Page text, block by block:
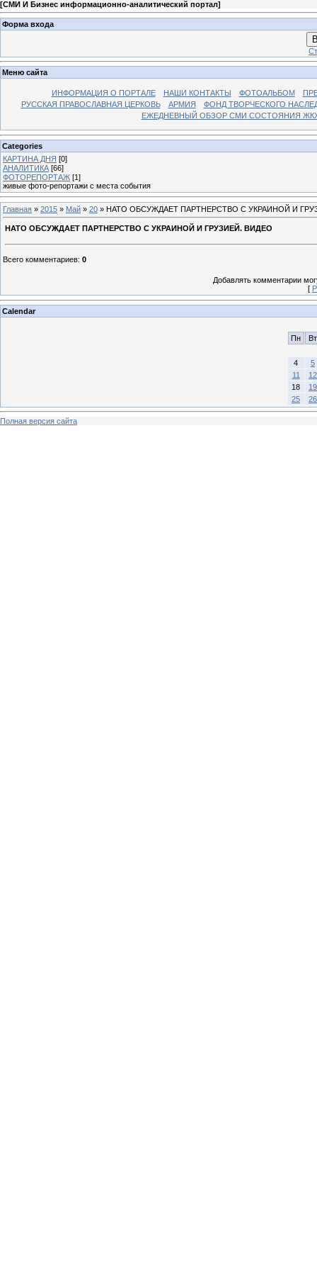
[СМИ И Бизнес информационно-аналитический портал]
Форма входа
Меню сайта
ИНФОРМАЦИЯ О ПОРТАЛЕ НАШИ КОНТАКТЫ ФОТОАЛЬБОМ
РУССКАЯ ПРАВОСЛАВНАЯ ЦЕРКОВЬ
АРМИЯ
ФОНД ТВОРЧЕСКОГО
ЕЖЕДНЕВНЫЙ ОБЗОР СМИ СОСТОЯНИЯ
Categories
КАРТИНА ДНЯ [0]
АНАЛИТИКА [66]
ФОТОРЕПОРТАЖ [1]
живые фото-репортажи с места события
Главная » 2015 » Май » 20 » НАТО ОБСУЖДАЕТ ПАРТНЕРСТВО С УКРАИНОЙ И
НАТО ОБСУЖДАЕТ ПАРТНЕРСТВО С УКРАИНОЙ И ГРУЗИЕЙ. ВИДЕО
Всего комментариев: 0
Добавлять комментарии
[
Calendar
Пн Вт
4
5
11
12
18
19
25
26
Полная версия сайта